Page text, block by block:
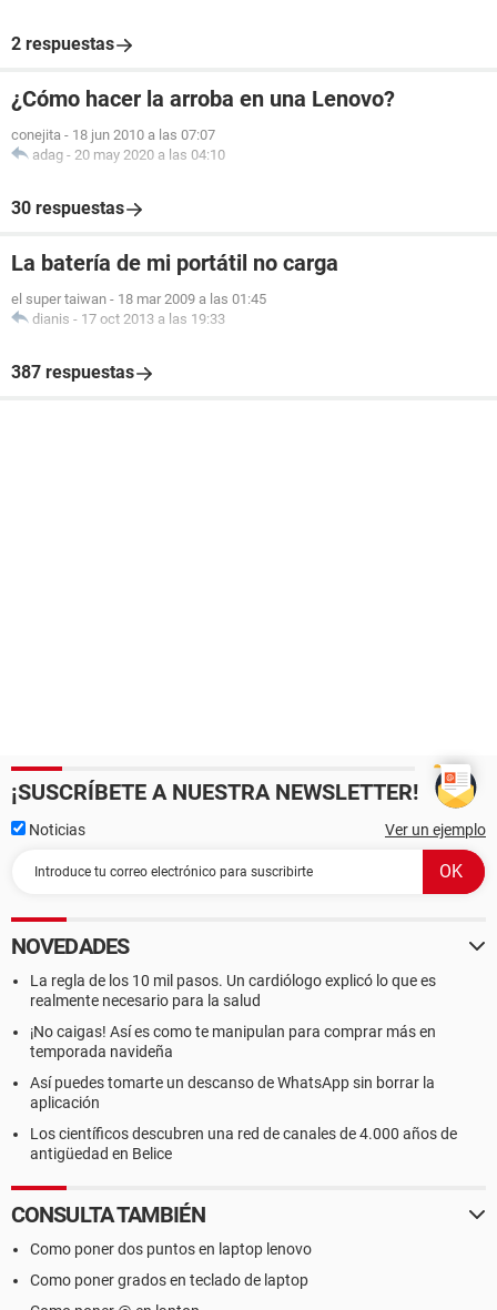
2 respuestas
¿Cómo hacer la arroba en una Lenovo?
conejita - 18 jun 2010 a las 07:07
adag - 20 may 2020 a las 04:10
30 respuestas
La batería de mi portátil no carga
el super taiwan - 18 mar 2009 a las 01:45
dianis - 17 oct 2013 a las 19:33
387 respuestas
¡SUSCRÍBETE A NUESTRA NEWSLETTER!
Noticias Ver un ejemplo
NOVEDADES
La regla de los 10 mil pasos. Un cardiólogo explicó lo que es
realmente necesario para la salud
¡No caigas! Así es como te manipulan para comprar más en
temporada navideña
Así puedes tomarte un descanso de WhatsApp sin borrar la
aplicación
Los científicos descubren una red de canales de 4.000 años de
antigüedad en Belice
CONSULTA TAMBIÉN
Como poner dos puntos en laptop lenovo
Como poner grados en teclado de laptop